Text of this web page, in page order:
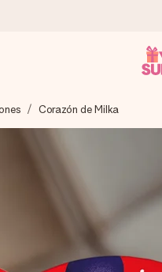
lo entregues en el
Corazón de Milka